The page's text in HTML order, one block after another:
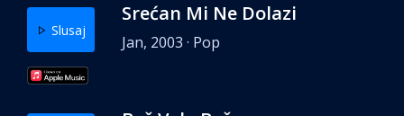
Slusaj
Srećan Mi Ne Dolazi
Jan, 2003 · Pop